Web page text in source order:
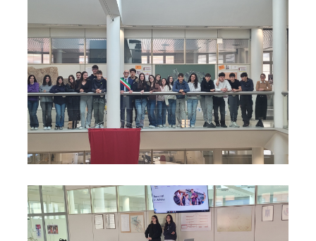
Foto07